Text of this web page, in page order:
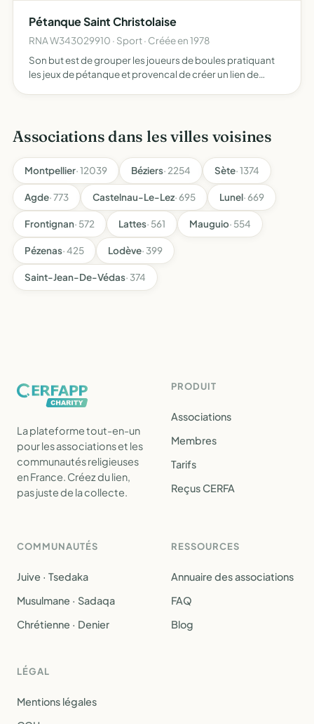
mineure…
Pétanque Saint Christolaise
RNA W343029910 · Sport · Créée en 1978
Son but est de grouper les joueurs de boules pratiquant
les jeux de pétanque et provencal de créer un lien de
Associations dans les villes voisines
Montpellier· 12039 Béziers· 2254 Sète· 1374
Agde· 773 Castelnau-Le-Lez· 695 Lunel· 669
Frontignan· 572 Lattes· 561 Mauguio· 554
Pézenas· 425 Lodève· 399
Saint-Jean-De-Védas· 374
La plateforme tout-en-un
pour les associations et les
communautés religieuses
en France. Créez du lien,
pas juste de la collecte.
PRODUIT
Associations
Membres
Tarifs
Reçus CERFA
COMMUNAUTÉS
Juive · Tsedaka
Musulmane · Sadaqa
Chrétienne · Denier
RESSOURCES
Annuaire des associations
FAQ
Blog
LÉGAL
Mentions légales